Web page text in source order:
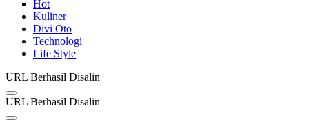
Hot
Kuliner
Divi Oto
Technologi
Life Style
URL Berhasil Disalin
URL Berhasil Disalin